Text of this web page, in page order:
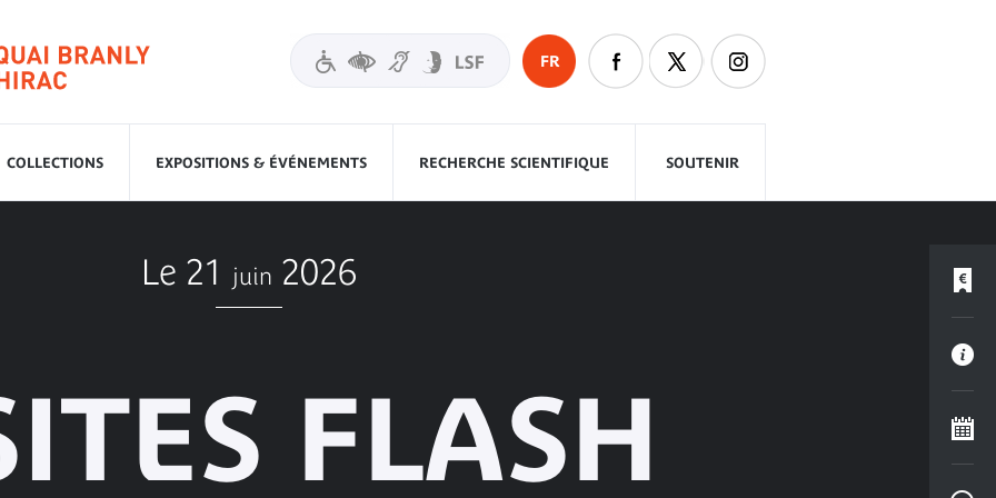
FR
COLLECTIONS EXPOSITIONS & ÉVÉNEMENTS RECHERCHE SCIENTIFIQUE SOUTENIR
Le 21 juin 2026
FLASH